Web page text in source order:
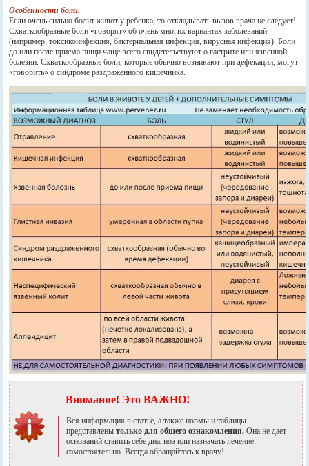
Особенности боли.
Если очень сильно болит живот у ребенка, то откладывать вызов врача не следует!
Схваткообразные боли «говорят» об очень многих вариантах заболеваний
(например, токсикоинфекция, бактериальная инфекция, вирусная инфекция). Боли
до или после приема пищи чаще всего свидетельствуют о гастрите или язвенной
болезни. Схваткообразные боли, которые обычно возникают при дефекации, могут
«говорить» о синдроме раздраженного кишечника.
Внимание! Это ВАЖНО!
Вся информация в статье, а также нормы и таблицы
представленытолько для общего ознакомления. Она не дает
оснований ставить себе диагноз или назначать лечение
самостоятельно. Всегда обращайтесь к врачу!